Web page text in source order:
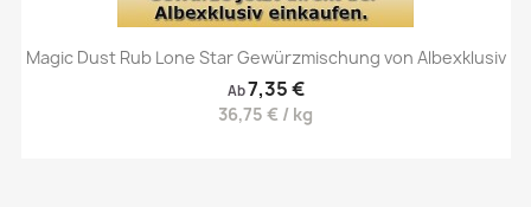
Magic Dust Rub Lone Star Gewürzmischung von Albexklusiv
Ab7,35 €
36,75 € / kg